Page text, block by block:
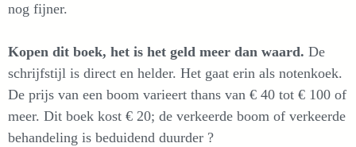
nog fijner.
Kopen dit boek, het is het geld meer dan waard. De
schrijfstijl is direct en helder. Het gaat erin als notenkoek.
De prijs van een boom varieert thans van € 40 tot € 100 of
meer. Dit boek kost € 20; de verkeerde boom of verkeerde
behandeling is beduidend duurder ?